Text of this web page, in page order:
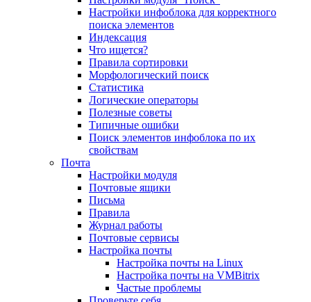
Настройки инфоблока для корректного
поиска элементов
Индексация
Что ищется?
Правила сортировки
Морфологический поиск
Статистика
Логические операторы
Полезные советы
Типичные ошибки
Поиск элементов инфоблока по их
свойствам
Почта
Настройки модуля
Почтовые ящики
Письма
Правила
Журнал работы
Почтовые сервисы
Настройка почты
Настройка почты на Linux
Настройка почты на VMBitrix
Частые проблемы